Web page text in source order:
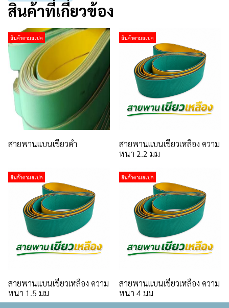
สินค้าที่เกี่ยวข้อง
สินค้าตามสเปค
สายพานแบนเขียวดำ
สินค้าตามสเปค
สายพานแบนเขียวเหลือง ความ
หนา 2.2 มม
สินค้าตามสเปค
สายพานแบนเขียวเหลือง ความ
หนา 1.5 มม
สินค้าตามสเปค
สายพานแบนเขียวเหลือง ความ
หนา 4 มม